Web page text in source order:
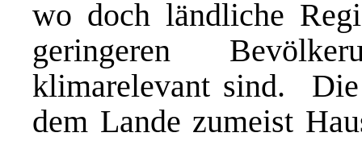
wo doch ländliche
geringeren
klimarelevant sind.
dem Lande zumeist